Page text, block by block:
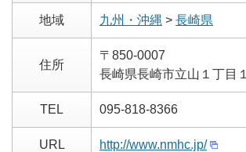
地域 九州・沖縄 > 長崎県
住所
〒850-0007
長崎県長崎市立山１丁目
TEL 095-818-8366
URL http://www.nmhc.jp/